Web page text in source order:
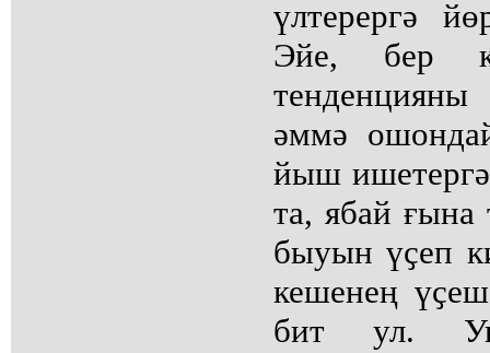
үлтерергә
Эйе, бер
әммә
йыш
та, ябай ғына
быуын үҫеп
кешенең
бит ул.